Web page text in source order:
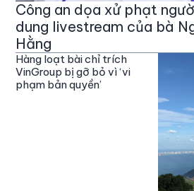
Công an dọa xử phạt
dung livestream của bà
Hằng
Hàng loạt bài chỉ trích
VinGroup bị gỡ bỏ vì ‘vi
phạm bản quyền’